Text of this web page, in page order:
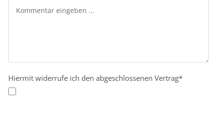
Hiermit widerrufe ich den abgeschlossenen Vertrag*